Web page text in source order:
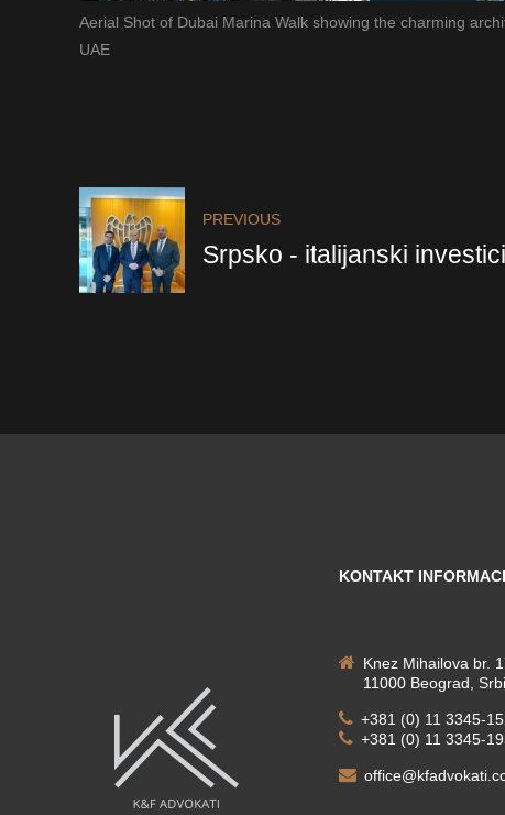
Aerial Shot of Dubai Marina Walk showing the charming
UAE
PREVIOUS
Srpsko - italijanski
KONTAKT
Knez Mihailova br.
11000 Beograd,
+381 (0) 11 3345-
+381 (0) 11 3345-